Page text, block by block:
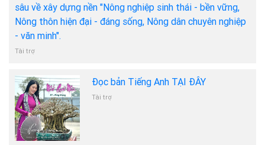
sâu về xây dựng nền "Nông nghiệp sinh thái - bền vững,
Nông thôn hiện đại - đáng sống, Nông dân chuyên nghiệp
- văn minh".
Tài trợ
Đọc bản Tiếng Anh TẠI ĐÂY
Tài trợ